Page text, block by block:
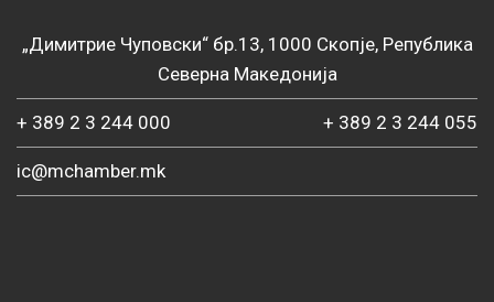
„Димитрие Чуповски“ бр.13, 1000 Скопје, Република
Северна Македонија
+ 389 2 3 244 000 + 389 2 3 244 055
ic@mchamber.mk